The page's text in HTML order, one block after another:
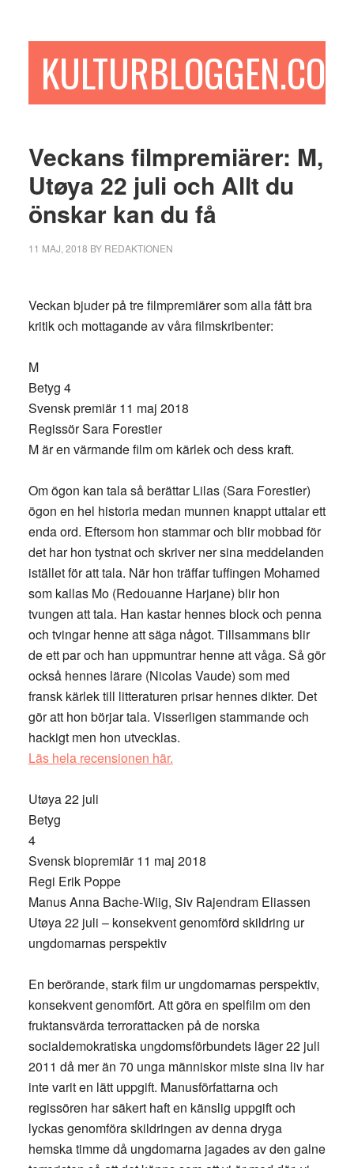
sidofältetKULTURBLOGGEN.COM
Veckans filmpremiärer: M,
Utøya 22 juli och Allt du
önskar kan du få
11 MAJ, 2018 BY REDAKTIONEN
Veckan bjuder på tre filmpremiärer som alla fått bra
kritik och mottagande av våra filmskribenter:
M
Betyg 4
Svensk premiär 11 maj 2018
Regissör Sara Forestier
M är en värmande film om kärlek och dess kraft.
Om ögon kan tala så berättar Lilas (Sara Forestier)
ögon en hel historia medan munnen knappt uttalar ett
enda ord. Eftersom hon stammar och blir mobbad för
det har hon tystnat och skriver ner sina meddelanden
istället för att tala. När hon träffar tuffingen Mohamed
som kallas Mo (Redouanne Harjane) blir hon
tvungen att tala. Han kastar hennes block och penna
och tvingar henne att säga något. Tillsammans blir
de ett par och han uppmuntrar henne att våga. Så gör
också hennes lärare (Nicolas Vaude) som med
fransk kärlek till litteraturen prisar hennes dikter. Det
gör att hon börjar tala. Visserligen stammande och
hackigt men hon utvecklas.
Läs hela recensionen här.
Utøya 22 juli
Betyg
4
Svensk biopremiär 11 maj 2018
Regi Erik Poppe
Manus Anna Bache-Wiig, Siv Rajendram Eliassen
Utøya 22 juli – konsekvent genomförd skildring ur
ungdomarnas perspektiv
En berörande, stark film ur ungdomarnas perspektiv,
konsekvent genomfört. Att göra en spelfilm om den
fruktansvärda terrorattacken på de norska
socialdemokratiska ungdomsförbundets läger 22 juli
2011 då mer än 70 unga människor miste sina liv har
inte varit en lätt uppgift. Manusförfattarna och
regissören har säkert haft en känslig uppgift och
lyckas genomföra skildringen av denna dryga
hemska timme då ungdomarna jagades av den galne